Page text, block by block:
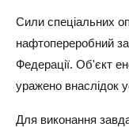
Сили спеціальних
нафтопереробний
Федерації. Об'єкт
уражено внаслідок
Для виконання